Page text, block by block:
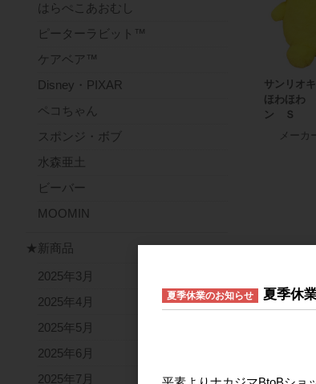
サンリオ
ほわほわ
ン Ｓ
メーカ
はらぺこあおむし
ピーターラビット™
ケアベア™
Disney・PIXAR
ペコちゃん
スポンジ・ボブ
水森亜土
ビーバー
MOOMIN
★新商品
2025年3月
2025年4月
2025年5月
2025年6月
2025年7月
夏季休業のお知らせ 夏季休